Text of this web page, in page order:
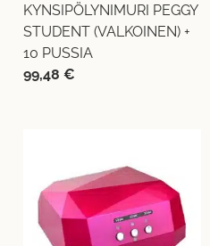
KYNSIPÖLYNIMURI PEGGY
STUDENT (VALKOINEN) +
10 PUSSIA
99,48 €